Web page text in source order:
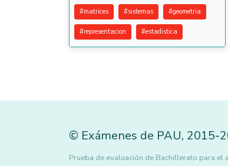
#matrices #sistemas #geometria
#representacion #estadistica
© Exámenes de PAU, 2015-
Prueba de evaluación de Bachillerato para el